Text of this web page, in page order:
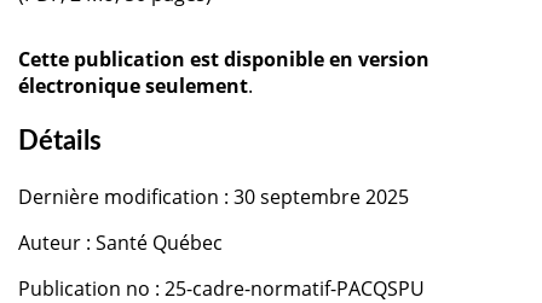
Cette publication est disponible en version
électronique seulement.
Détails
Dernière modification : 30 septembre 2025
Auteur : Santé Québec
Publication no : 25-cadre-normatif-PACQSPU